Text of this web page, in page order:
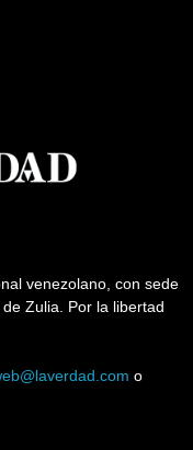
venezolano, con sede
Zulia. Por la libertad
o